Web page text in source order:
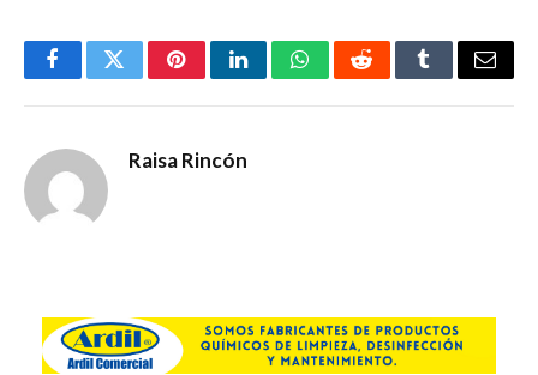
FacebookGorjeoPinterestLinkedInWhatsAppRedditTumblr
Raisa Rincón